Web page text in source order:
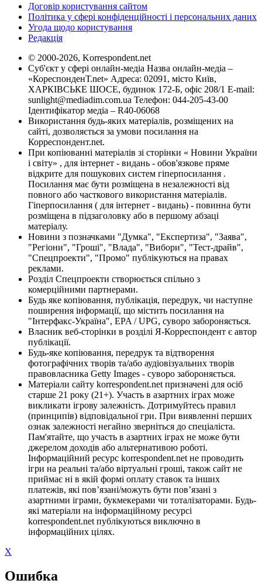
Договір користування сайтом
Політика у сфері конфіденційності і персональних даних
Угода щодо користування
Редакція
© 2000-2026, Korrespondent.net
Суб'єкт у сфері онлайн-медіа Назва онлайн-медіа –
«КореспонденТ.net» Адреса: 02091, місто Київ,
ХАРКІВСЬКЕ ШОСЕ, будинок 172-Б, офіс 208/1 E-mail:
sunlight@mediadim.com.ua Телефон: 044-205-43-00
Ідентифікатор медіа – R40-06068
Використання будь-яких матеріалів, розміщених на
сайті, дозволяється за умови посилання на
Корреспондент.net.
При копіюванні матеріалів зі сторінки « Новини України
і світу» , для інтернет - видань - обов'язкове пряме
відкрите для пошукових систем гіперпосилання .
Посилання має бути розміщена в незалежності від
повного або часткового використання матеріалів.
Гіперпосилання ( для інтернет - видань) - повинна бути
розміщена в підзаголовку або в першому абзаці
матеріалу.
Новини з позначками "Думка", "Експертиза", "Заява",
"Регіони", "Гроші", "Влада", "Вибори", "Тест-драйв",
"Спецпроекти", "Промо" публікуються на правах
реклами.
Розділ Спецпроекти створюється спільно з
комерційними партнерами.
Будь яке копіювання, публікація, передрук, чи наступне
поширення інформації, що містить посилання на
"Інтерфакс-Україна", EPA / UPG, суворо забороняється.
Власник веб-сторінки в розділі Я-Корреспондент є автор
публікації.
Будь-яке копіювання, передрук та відтворення
фотографічних творів та/або аудіовізуальних творів
правовласника Getty Images - суворо забороняється.
Матеріали сайту korrespondent.net призначені для осіб
старше 21 року (21+). Участь в азартних іграх може
викликати ігрову залежність. Дотримуйтесь правил
(принципів) відповідальної гри. При виявленні перших
ознак залежності негайно зверніться до спеціаліста.
Пам'ятайте, що участь в азартних іграх не може бути
джерелом доходів або альтернативою роботі.
Інформаційний ресурс korrespondent.net не проводить
ігри на реальні та/або віртуальні гроші, також сайт не
приймає ні в якій формі оплату ставок та інших
платежів, які пов’язані/можуть бути пов’язані з
азартними іграми, букмекерами чи тоталізаторами. Будь-
які матеріали на інформаційному ресурсі
korrespondent.net публікуються виключно в
інформаційних цілях.
X
Ошибка